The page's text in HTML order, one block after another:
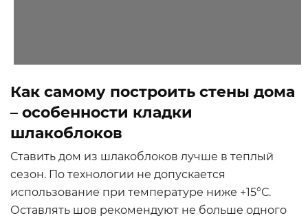
Как самому построить стены дома
– особенности кладки
шлакоблоков
Ставить дом из шлакоблоков лучше в теплый
сезон. По технологии не допускается
использование при температуре ниже +15°С.
Оставлять шов рекомендуют не больше одного